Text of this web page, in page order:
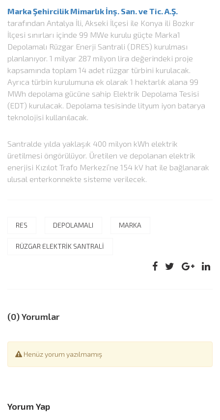
Marka Şehircilik Mimarlık İnş. San. ve Tic. A.Ş.
tarafından Antalya İli, Akseki İlçesi ile Konya ili Bozkır
İlçesi sınırları içinde 99 MWe kurulu güçte Marka1
Depolamalı Rüzgar Enerji Santrali (DRES) kurulması
planlanıyor. 1 milyar 287 milyon lira değerindeki proje
kapsamında toplam 14 adet rüzgar türbini kurulacak.
Ayrıca türbin kurulumuna ek olarak 1 hektarlık alana 99
MWh depolama gücüne sahip Elektrik Depolama Tesisi
(EDT) kurulacak. Depolama tesisinde lityum iyon batarya
teknolojisi kullanılacak.
Santralde yılda yaklaşık 400 milyon kWh elektrik
üretilmesi öngörülüyor. Üretilen ve depolanan elektrik
enerjisi Kızılot Trafo Merkezi’ne 154 kV hat ile bağlanarak
ulusal enterkonnekte sisteme verilecek.
RES DEPOLAMALI MARKA
RÜZGAR ELEKTRİK SANTRALİ
(0) Yorumlar
Henüz yorum yazılmamış
Yorum Yap